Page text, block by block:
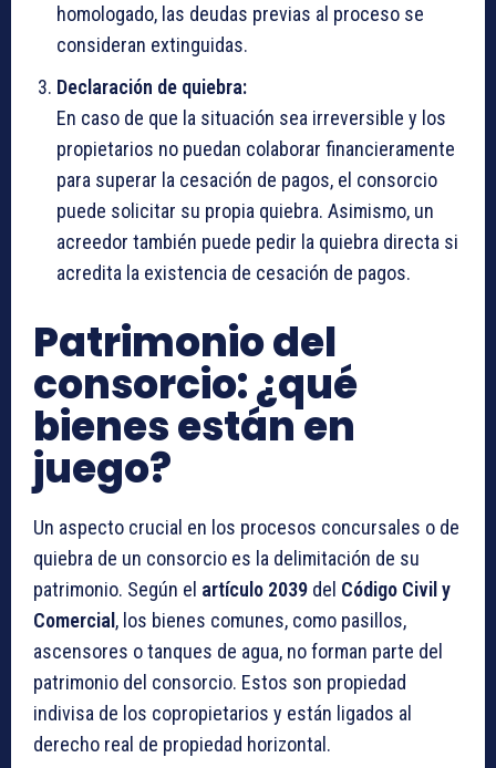
homologado, las deudas previas al proceso se
consideran extinguidas.
Declaración de quiebra:
En caso de que la situación sea irreversible y los
propietarios no puedan colaborar financieramente
para superar la cesación de pagos, el consorcio
puede solicitar su propia quiebra. Asimismo, un
acreedor también puede pedir la quiebra directa si
acredita la existencia de cesación de pagos.
Patrimonio del
consorcio: ¿qué
bienes están en
juego?
Un aspecto crucial en los procesos concursales o de
quiebra de un consorcio es la delimitación de su
patrimonio. Según el artículo 2039 del Código Civil y
Comercial , los bienes comunes, como pasillos,
ascensores o tanques de agua, no forman parte del
patrimonio del consorcio. Estos son propiedad
indivisa de los copropietarios y están ligados al
derecho real de propiedad horizontal.